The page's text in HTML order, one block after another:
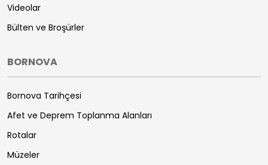
Videolar
Bülten ve Broşürler
BORNOVA
Bornova Tarihçesi
Afet ve Deprem Toplanma Alanları
Rotalar
Müzeler